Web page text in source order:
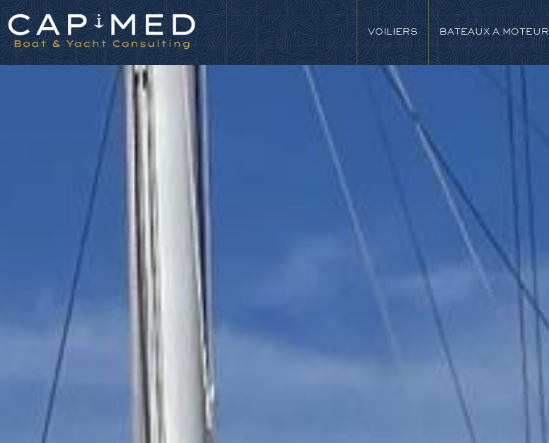
VOILIERS BATEAUX A MOTEUR
Panneau de gestion des cookies